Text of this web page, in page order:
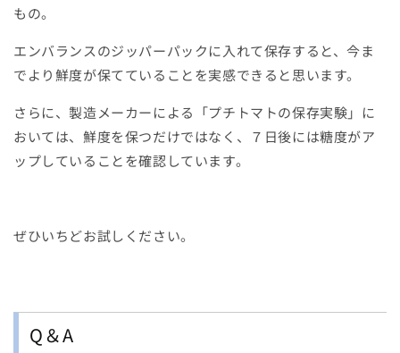
もの。
エンバランスのジッパーパックに入れて保存すると、今ま
でより鮮度が保てていることを実感できると思います。
さらに、製造メーカーによる「プチトマトの保存実験」に
おいては、鮮度を保つだけではなく、７日後には糖度がア
ップしていることを確認しています。
ぜひいちどお試しください。
Q＆A